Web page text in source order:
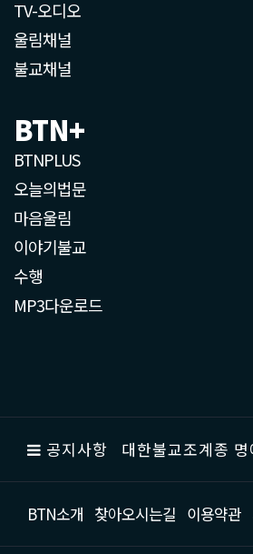
TV-오디오
울림채널
불교채널
BTN+
BTNPLUS
오늘의법문
마음울림
이야기불교
수행
MP3다운로드
공지사항 대한불교조계종
BTN소개 찾아오시는길 이용약관